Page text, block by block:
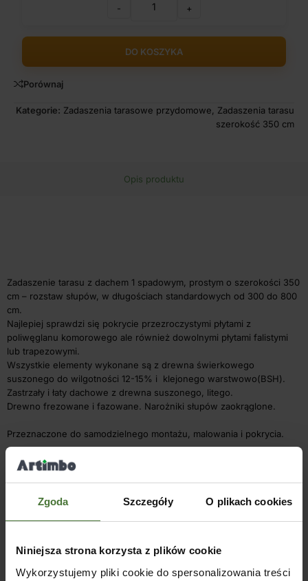
Zgoda Szczegóły O plikach cookies
Niniejsza strona korzysta z plików cookie
Wykorzystujemy pliki cookie do spersonalizowania treści
- +
DO KOSZYKA
Porównaj
Kategorie: Zadaszenia tarasowe przydomowe, Zadaszenia tarasu
szerokość 350 cm
Opis produktu
Zadaszenie tarasu z dachem 1 spadowym, prostym o szerokości 350
cm – rozstaw słupów, w długościach standardowych od 300 do 800
cm.
Najlepiej sprawdzi się pokrycie przezroczystymi płytami z
poliwęglanu komorowego ale również dowolnymi płytami falistymi
lub trapezowymi.
Wszystkie elementy wykonane są z drewna świerkowego
suszonego do wilgotności 12-15% i klejonego warstwowo(BSH).
Zastrzały i łaty dachowe z drewna suszonego, litego.
Drewno frezowane i fazowane. Narożniki słupów zaokrąglone.
Przeznaczone do samodzielnego montażu, malowania i pokrycia.
Słupy na długości można przesuwać dopasowując np. do tarasu.
Konstrukcja nie zawiera pokrycia dachowego i elementów
60-70 cm.
Rozstaw krokwi ok. 80 cm.